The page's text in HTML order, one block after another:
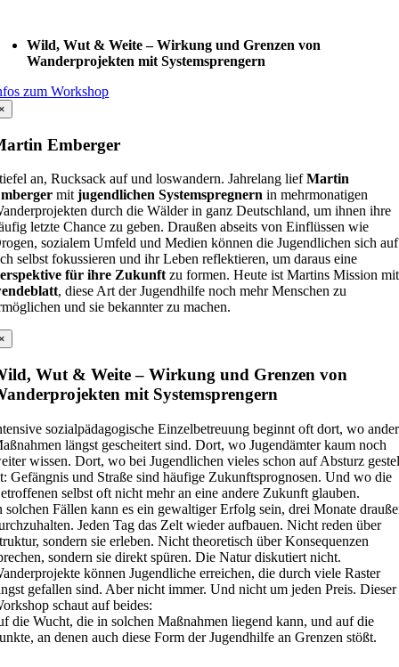
Wild, Wut & Weite – Wirkung und Grenzen von
Wanderprojekten mit Systemsprengern
zum Workshop
Emberger
an, Rucksack auf und loswandern. Jahrelang liefMartin
mitjugendlichen Systemspregnern in mehrmonatigen
durch die Wälder in ganz Deutschland, um ihnen ihre
letzte Chance zu geben. Draußen abseits von Einflüssen wie
sozialem Umfeld und Medien können die Jugendlichen sich auf
selbst fokussieren und ihr Leben reflektieren, um daraus eine
für ihre Zukunftzu formen. Heute ist Martins Mission mit
, diese Art der Jugendhilfe noch mehr Menschen zu
und sie bekannter zu machen.
Wut & Weite – Wirkung und Grenzen von
mit Systemsprengern
sozialpädagogische Einzelbetreuung beginnt oft dort, wo
längst gescheitert sind. Dort, wo Jugendämter kaum noch
wissen. Dort, wo bei Jugendlichen vieles schon auf Absturz
Gefängnis und Straße sind häufige Zukunftsprognosen. Und wo die
selbst oft nicht mehr an eine andere Zukunft glauben.
solchen Fällen kann es ein gewaltiger Erfolg sein, drei Monate
Jeden Tag das Zelt wieder aufbauen. Nicht reden über
sondern sie erleben. Nicht theoretisch über Konsequenzen
sondern sie direkt spüren. Die Natur diskutiert nicht.
können Jugendliche erreichen, die durch viele Raster
gefallen sind. Aber nicht immer. Und nicht um jeden Preis. Dieser
schaut auf beides:
die Wucht, die in solchen Maßnahmen liegend kann, und auf die
an denen auch diese Form der Jugendhilfe an Grenzen stößt.